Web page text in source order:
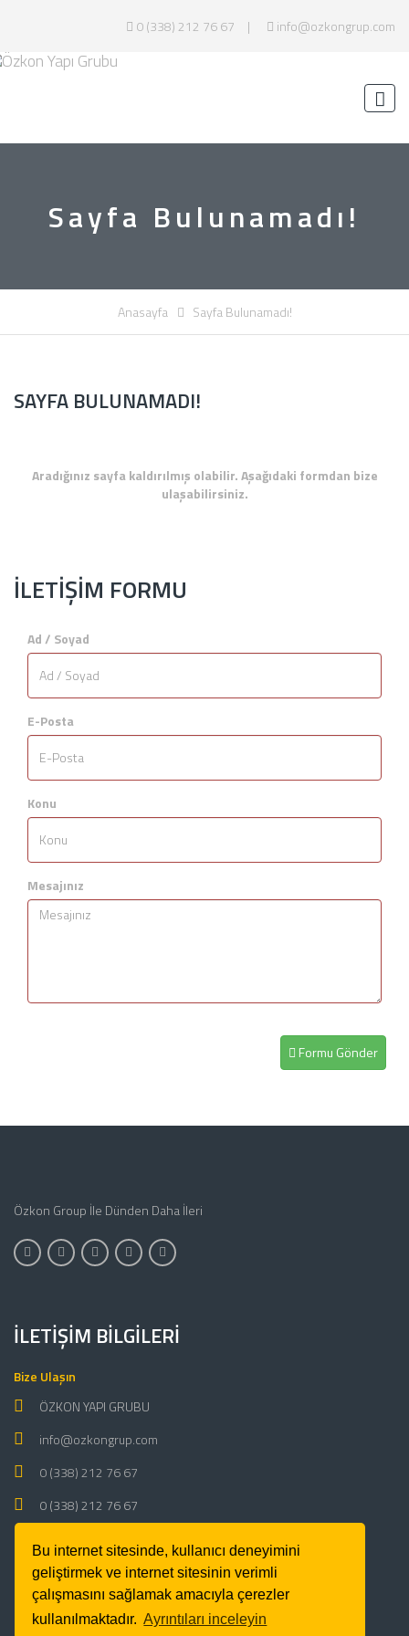
Bu internet sitesinde, kullanıcı deneyimini
geliştirmek ve internet sitesinin verimli
çalışmasını sağlamak amacıyla çerezler
kullanılmaktadır. Ayrıntıları inceleyin
0 (338) 212 76 67 info@ozkongrup.com
Sayfa Bulunamadı!
Anasayfa Sayfa Bulunamadı!
SAYFA BULUNAMADI!
Aradığınız sayfa kaldırılmış olabilir. Aşağıdaki formdan bize
ulaşabilirsiniz.
İLETİŞİM FORMU
Ad / Soyad
E-Posta
Konu
Mesajınız
Formu Gönder
Özkon Group İle Dünden Daha İleri
İLETIŞIM BILGILERI
Bize Ulaşın
ÖZKON YAPI GRUBU
info@ozkongrup.com
0 (338) 212 76 67
0 (338) 212 76 67
Çalışma Saatleri
Pazartesi - Cumartesi 09:00 - 18:00 Pazar: Kapalı